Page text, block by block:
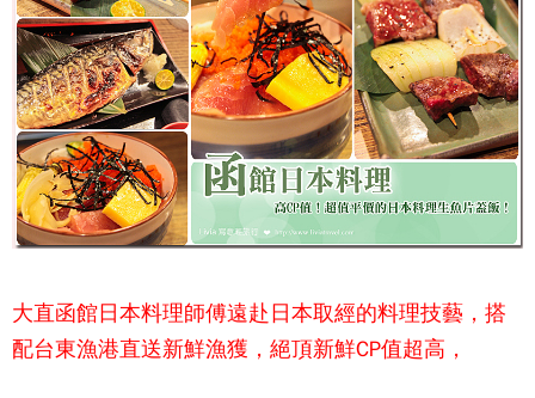
大直函館日本料理師傅遠赴日本取經的料理技藝，搭
配台東漁港直送新鮮漁獲，絕頂新鮮CP值超高，